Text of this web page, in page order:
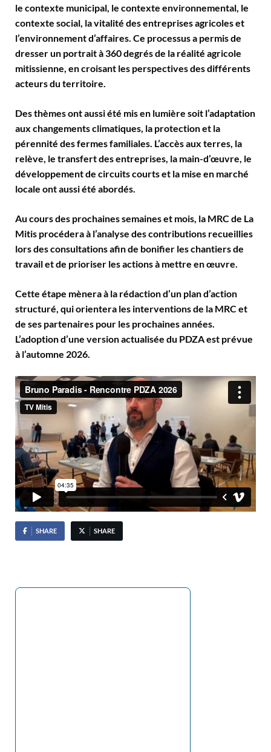
le contexte municipal, le contexte environnemental, le
contexte social, la vitalité des entreprises agricoles et
l’environnement d’affaires. Ce processus a permis de
dresser un portrait à 360 degrés de la réalité agricole
mitissienne, en croisant les perspectives des différents
acteurs du territoire.
Des thèmes ont aussi été mis en lumière soit l’adaptation
aux changements climatiques, la protection et la
pérennité des fermes familiales. L’accès aux terres, la
relève, le transfert des entreprises, la main-d’œuvre, le
développement de circuits courts et la mise en marché
locale ont aussi été abordés.
Au cours des prochaines semaines et mois, la MRC de La
Mitis procédera à l’analyse des contributions recueillies
lors des consultations afin de bonifier les chantiers de
travail et de prioriser les actions à mettre en œuvre.
Cette étape mènera à la rédaction d’un plan d’action
structuré, qui orientera les interventions de la MRC et
de ses partenaires pour les prochaines années.
L’adoption d’une version actualisée du PDZA est prévue
à l’automne 2026.
SHARE SHARE